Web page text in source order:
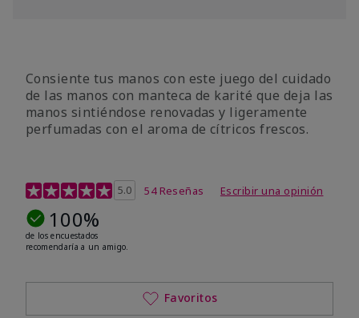
Consiente tus manos con este juego del cuidado
de las manos con manteca de karité que deja las
manos sintiéndose renovadas y ligeramente
perfumadas con el aroma de cítricos frescos.
Calificación de clientes de 4,7 de 5
5.0 54 Reseñas Escribir una opinión
100%
de los encuestados
recomendaría a un amigo.
Favoritos